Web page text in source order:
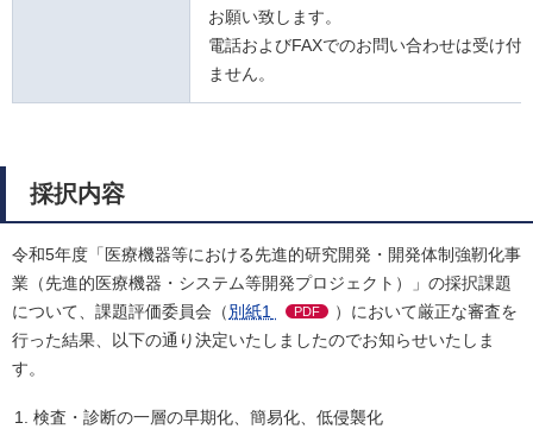
お願い致します。
電話およびFAXでのお問い合わせは受け付
ません。
採択内容
令和5年度「医療機器等における先進的研究開発・開発体制強靭化事
業（先進的医療機器・システム等開発プロジェクト）」の採択課題
について、課題評価委員会（別紙1 PDF
）において厳正な審査を
行った結果、以下の通り決定いたしましたのでお知らせいたしま
す。
検査・診断の一層の早期化、簡易化、低侵襲化